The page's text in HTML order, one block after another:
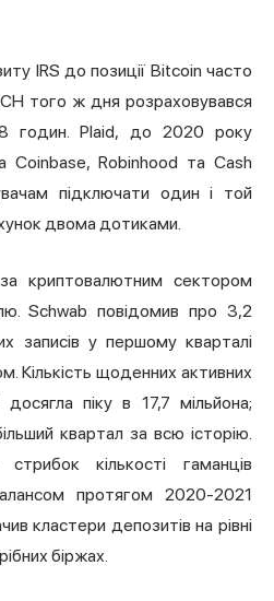
IRS до позиції Bitcoin часто
того ж дня розраховувався
годин. Plaid, до 2020 року
Coinbase, Robinhood та Cash
підключати один і той
двома дотиками.
криптовалютним сектором
Schwab повідомив про 3,2
записів у першому кварталі
Кількість щоденних активних
досягла піку в 17,7 мільйона;
квартал за всю історію.
кількості гаманців
протягом 2020-2021
кластери депозитів на рівні
біржах.